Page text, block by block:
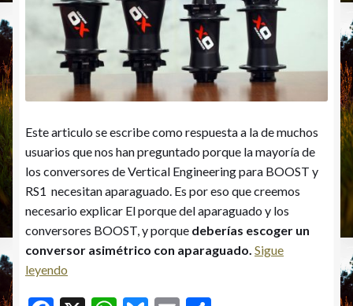
Este articulo se escribe como respuesta a la de muchos
usuarios que nos han preguntado porque la mayoría de
los conversores de Vertical Engineering para BOOST y
RS1 necesitan aparaguado. Es por eso que creemos
necesario explicar El porque del aparaguado y los
conversores BOOST, y porque deberías escoger un
conversor asimétrico con aparaguado. Sigue
leyendo